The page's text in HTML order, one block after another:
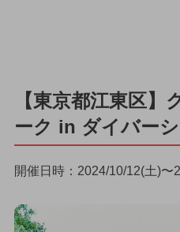
【東京都江東区
ーク in ダイバー
開催日時：2024/10/12(土)〜